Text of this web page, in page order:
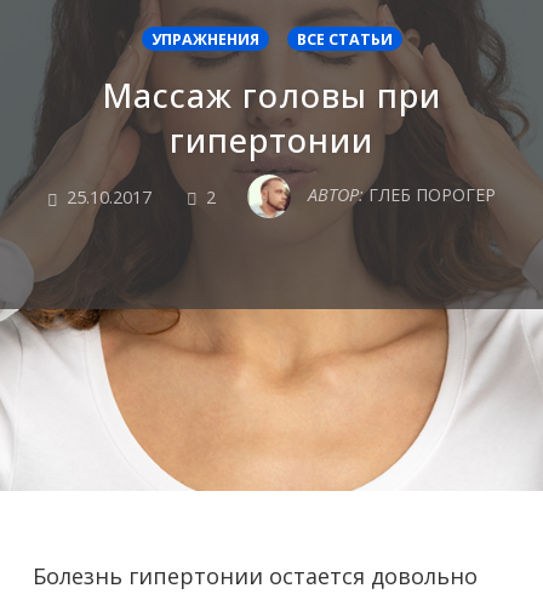
УПРАЖНЕНИЯ ВСЕ СТАТЬИ
Массаж головы при
гипертонии
25.10.2017 2 COMMENTSАВТОР: ГЛЕБ ПОРОГЕР
Болезнь гипертонии остается довольно